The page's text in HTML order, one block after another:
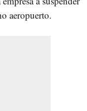
aeropuerto.